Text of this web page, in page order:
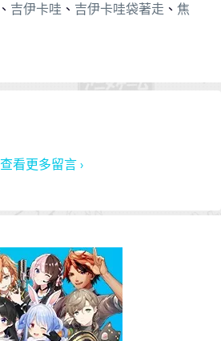
、 吉伊卡哇 、 吉伊卡哇袋著走 、 焦
查看更多留言 ›